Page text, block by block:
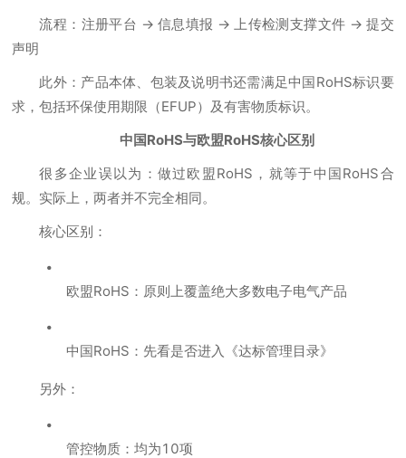
流程：注册平台 → 信息填报 → 上传检测支撑文件 → 提交
声明
此外：产品本体、包装及说明书还需满足中国RoHS标识要
求，包括环保使用期限（EFUP）及有害物质标识。
中国RoHS与欧盟RoHS核心区别
很多企业误以为：做过欧盟RoHS，就等于中国RoHS合
规。实际上，两者并不完全相同。
核心区别：
欧盟RoHS：原则上覆盖绝大多数电子电气产品
中国RoHS：先看是否进入《达标管理目录》
另外：
管控物质：均为10项